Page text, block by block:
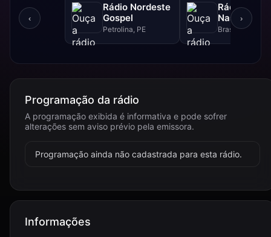
‹
Rádio Nordeste
Gospel
Petrolina, PE
Rádio Sol
Nascente
Brasília, DF
›
Programação da rádio
A programação exibida é informativa e pode sofrer
alterações sem aviso prévio pela emissora.
Programação ainda não cadastrada para esta rádio.
Informações